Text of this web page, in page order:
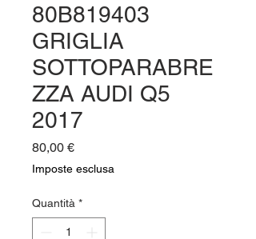
80B819403
GRIGLIA
SOTTOPARABRE
ZZA AUDI Q5
2017
80,00 €Prezzo
Imposte esclusa
Quantità *